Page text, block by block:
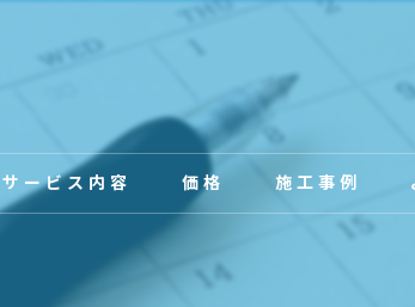
サービス内容 価格 施工事例